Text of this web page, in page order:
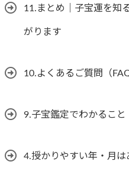
11.まとめ｜子宝運を知
がります
10.よくあるご質問（FAQ
9.子宝鑑定でわかること
4.授かりやすい年・月は